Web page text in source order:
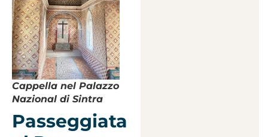
Cappella nel Palazzo
Nazional di Sintra
Passeggiata